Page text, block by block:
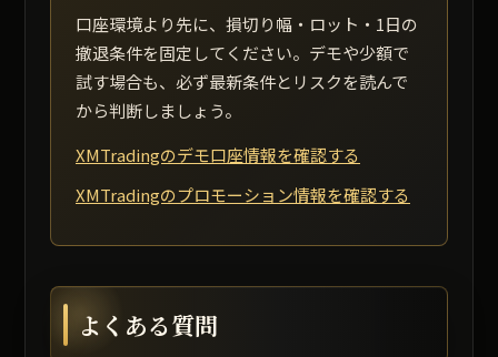
口座環境より先に、損切り幅・ロット・1日の
撤退条件を固定してください。デモや少額で
試す場合も、必ず最新条件とリスクを読んで
から判断しましょう。
XMTradingのデモ口座情報を確認する
XMTradingのプロモーション情報を確認する
よくある質問